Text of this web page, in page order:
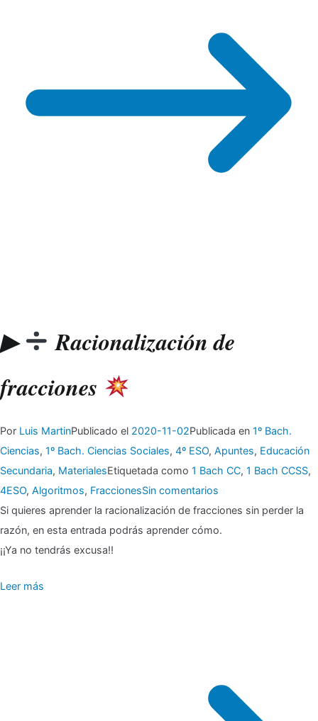
▶
Racionalización de
fracciones
Por Luis MartinPublicado el 2020-11-02Publicada en 1º Bach.
Ciencias, 1º Bach. Ciencias Sociales, 4º ESO, Apuntes, Educación
Secundaria, MaterialesEtiquetada como 1 Bach CC, 1 Bach CCSS,
4ESO, Algoritmos, FraccionesSin comentarios
▶
Si quieres aprender la racionalización de fracciones sin perder la
razón, en esta entrada podrás aprender cómo.
¡¡Ya no tendrás excusa!!
Leer más